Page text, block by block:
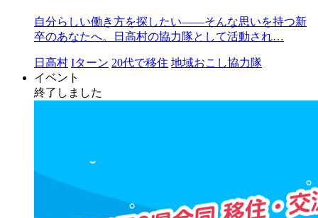
自分らしい働き方を探したい――そんな思いを持つ新
卒のあなたへ。日高村の協力隊として活動され…
日高村 Iターン 20代で移住 地域おこし協力隊
イベント
終了しました